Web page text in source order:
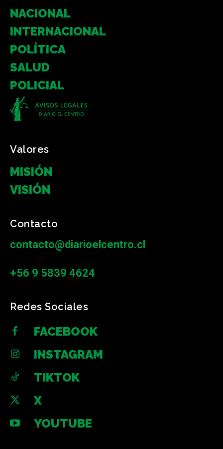
NACIONAL
INTERNACIONAL
POLÍTICA
SALUD
POLICIAL
Valores
MISIÓN
VISIÓN
Contacto
contacto@diarioelcentro.cl
+56 9 5839 4624
Redes Sociales
FACEBOOK
INSTAGRAM
TIKTOK
X
YOUTUBE